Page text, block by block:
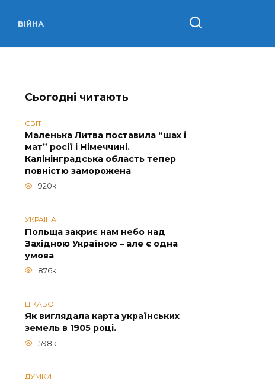
ВІЙНА
Сьогодні читають
СВІТ
Маленька Литва поставила “шах і
мат” росії і Німеччині.
Калінінградська область тепер
повністю заморожена
920к.
УКРАЇНА
Польща закриє нам небо над
Західною Україною – але є одна
умова
876к.
ЦІКАВО
Як виглядала карта українських
земель в 1905 році.
598к.
ДУМКИ